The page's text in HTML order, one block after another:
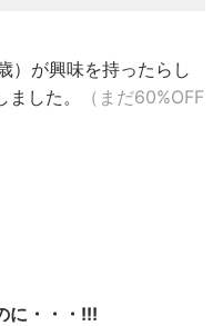
）が興味を持ったらし
した。
（まだ60%OFF
に・・・!!!